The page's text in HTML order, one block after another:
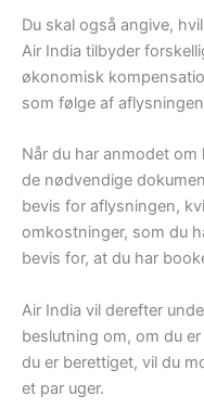
Du skal også angive,
Air India tilbyder
økonomisk
som følge af
Når du har anmodet
de nødvendige
bevis for aflysningen,
omkostninger, som du
bevis for, at du har
Air India vil derefter
beslutning om, om du
du er berettiget, vil du
et par uger.